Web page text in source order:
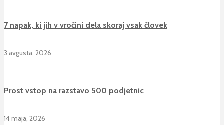
7 napak, ki jih v vročini dela skoraj vsak človek
3 avgusta, 2026
Prost vstop na razstavo 500 podjetnic
14 maja, 2026